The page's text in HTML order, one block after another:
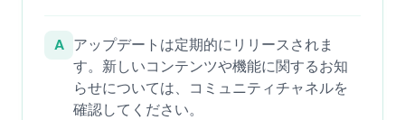
A アップデートは定期的にリリースされま
す。新しいコンテンツや機能に関するお知
らせについては、コミュニティチャネルを
確認してください。